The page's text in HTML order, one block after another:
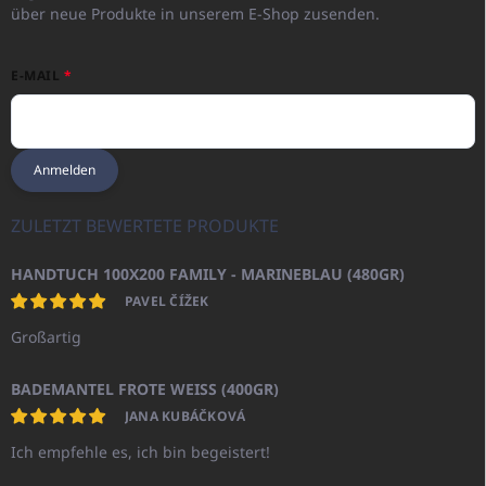
über neue Produkte in unserem E-Shop zusenden.
E-MAIL
Anmelden
ZULETZT BEWERTETE PRODUKTE
HANDTUCH 100X200 FAMILY - MARINEBLAU (480GR)
PAVEL ČÍŽEK
Großartig
BADEMANTEL FROTE WEISS (400GR)
JANA KUBÁČKOVÁ
Ich empfehle es, ich bin begeistert!